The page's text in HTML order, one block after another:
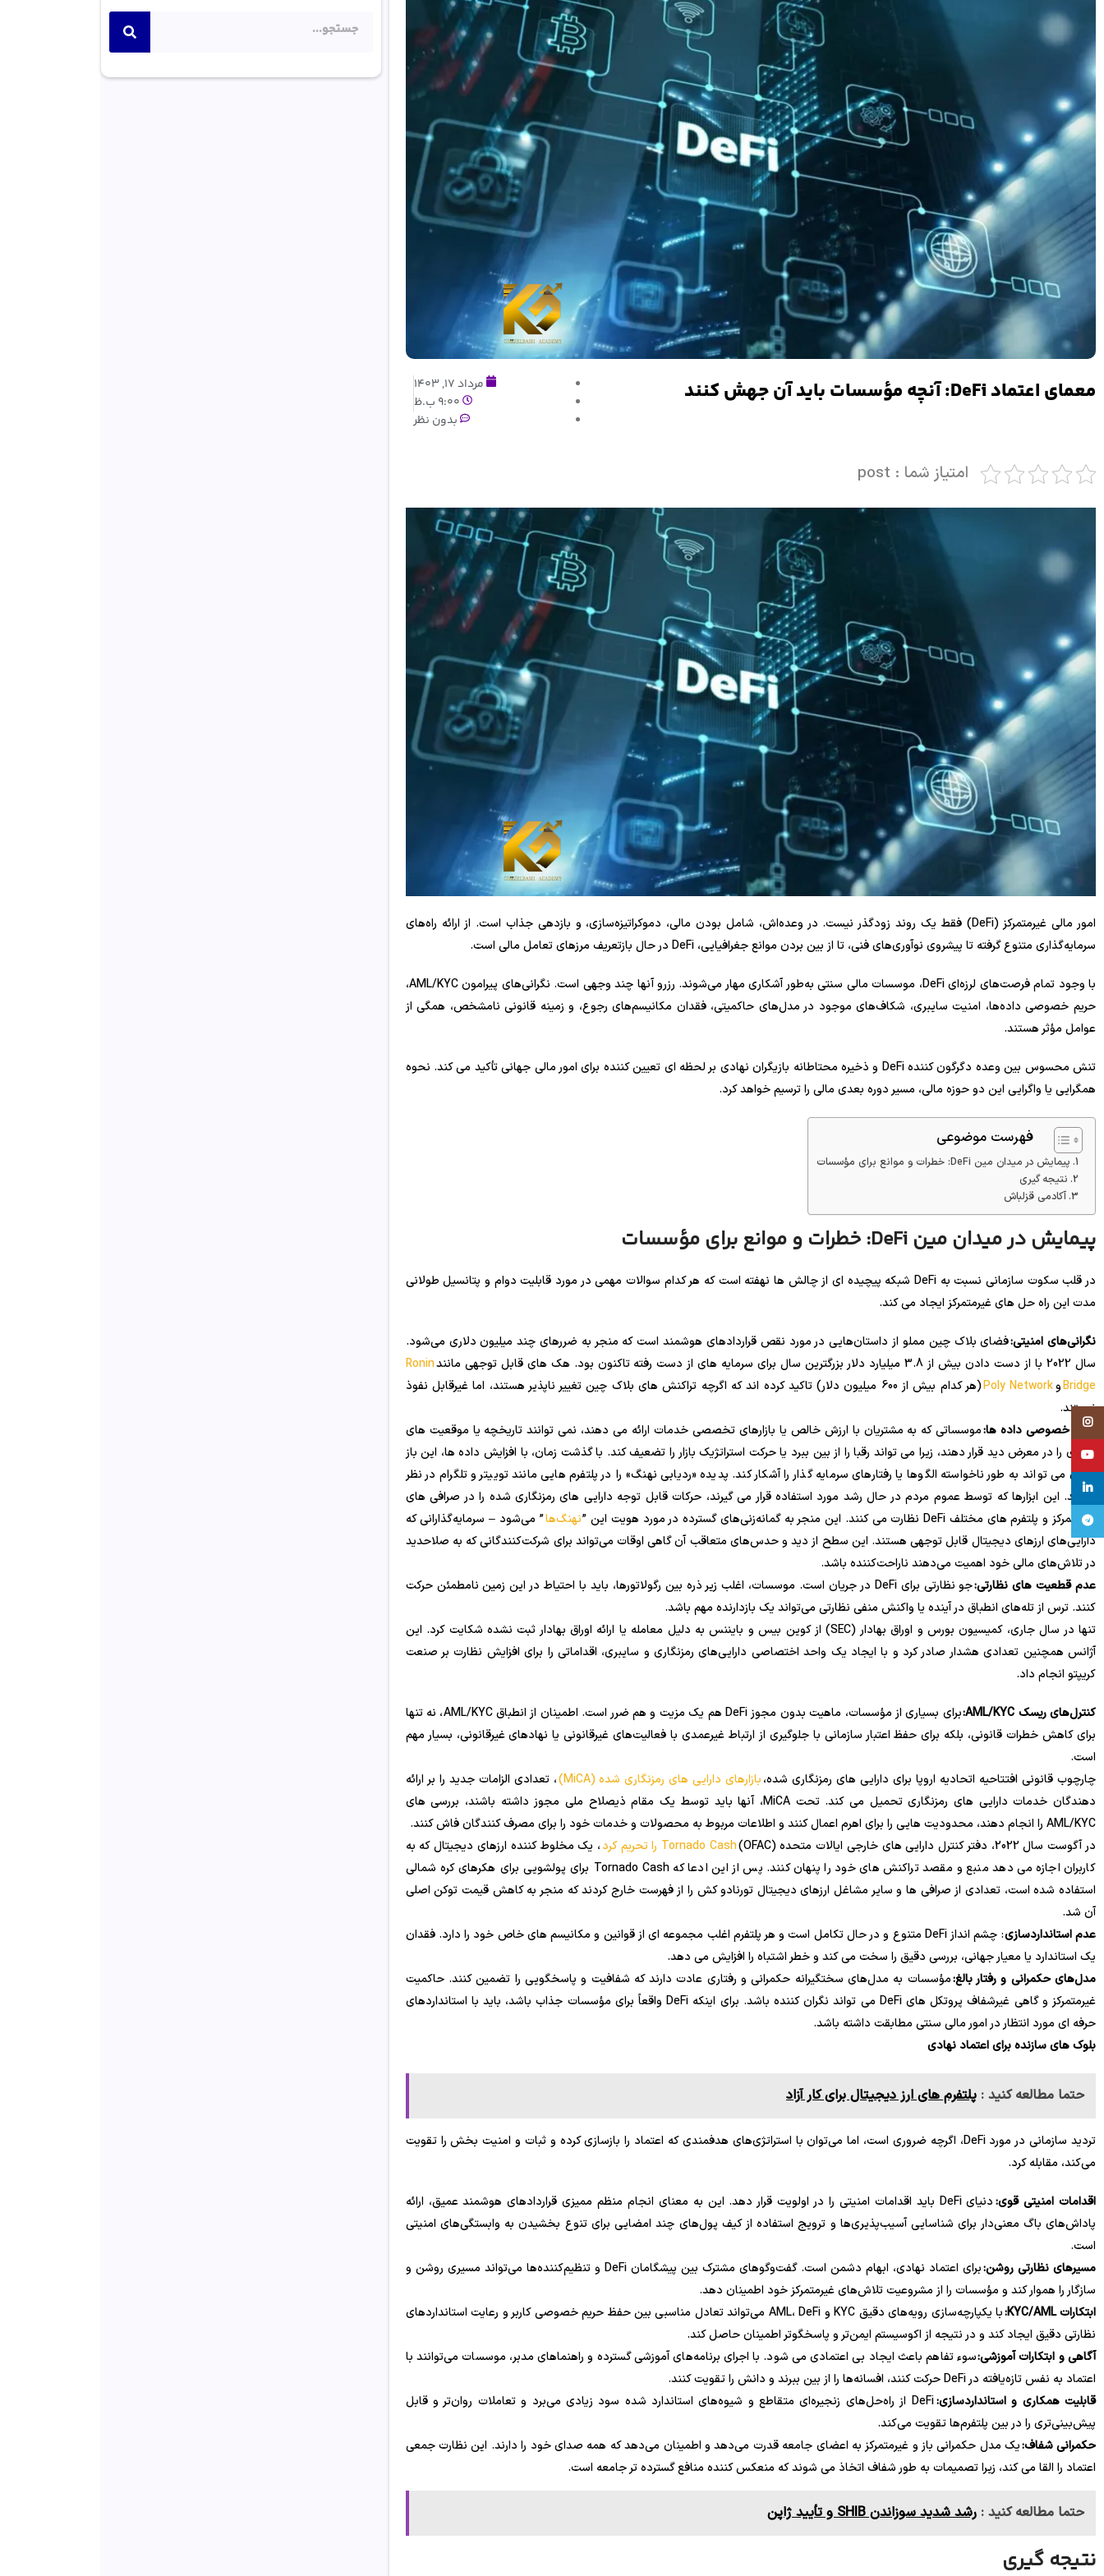
معمای اعتماد DeFi: آنچه مؤسسات باید آن جهش کنند
مرداد 17, 1403
9:00 ب.ظ
بدون نظر
امتیاز شما : post
امور مالی غیرمتمرکز (DeFi) فقط یک روند زودگذر نیست. در وعده‌اش، شامل بودن مالی، دموکراتیزه‌سازی، و بازدهی جذاب است. از ارائه راه‌های
سرمایه‌گذاری متنوع گرفته تا پیشروی نوآوری‌های فنی، تا از بین بردن موانع جغرافیایی، DeFi در حال بازتعریف مرزهای تعامل مالی است.
با وجود تمام فرصت‌های لرزه‌ای DeFi، موسسات مالی سنتی به‌طور آشکاری مهار می‌شوند. رزرو آنها چند وجهی است. نگرانی‌های پیرامون AML/KYC،
حریم خصوصی داده‌ها، امنیت سایبری، شکاف‌های موجود در مدل‌های حاکمیتی، فقدان مکانیسم‌های رجوع، و زمینه قانونی نامشخص، همگی از
عوامل مؤثر هستند.
تنش محسوس بین وعده دگرگون کننده DeFi و ذخیره محتاطانه بازیگران نهادی بر لحظه ای تعیین کننده برای امور مالی جهانی تأکید می کند. نحوه
همگرایی یا واگرایی این دو حوزه مالی، مسیر دوره بعدی مالی را ترسیم خواهد کرد.
فهرست موضوعی
پیمایش در میدان مین DeFi: خطرات و موانع برای مؤسسات
نتیجه گیری
آکادمی قزلباش
پیمایش در میدان مین DeFi: خطرات و موانع برای مؤسسات
در قلب سکوت سازمانی نسبت به DeFi شبکه پیچیده ای از چالش ها نهفته است که هر کدام سوالات مهمی در مورد قابلیت دوام و پتانسیل طولانی
مدت این راه حل های غیرمتمرکز ایجاد می کند.
نگرانی‌های امنیتی:فضای بلاک چین مملو از داستان‌هایی در مورد نقص قراردادهای هوشمند است که منجر به ضررهای چند میلیون دلاری می‌شود.
سال 2022 با از دست دادن بیش از 3.8 میلیارد دلار بزرگترین سال برای سرمایه های از دست رفته تاکنون بود. هک های قابل توجهی مانند
Ronin
BridgeوPoly Network
(هر کدام بیش از 600 میلیون دلار) تاکید کرده اند که اگرچه تراکنش های بلاک چین تغییر ناپذیر هستند، اما غیرقابل نفوذ
نیستند.
حریم خصوصی داده ها:موسساتی که به مشتریان با ارزش خالص یا بازارهای تخصصی خدمات ارائه می دهند، نمی توانند تاریخچه یا موقعیت های
تجاری را در معرض دید قرار دهند، زیرا می تواند رقبا را از بین ببرد یا حرکت استراتژیک بازار را تضعیف کند. با گذشت زمان، با افزایش داده ها، این باز
بودن می تواند به طور ناخواسته الگوها یا رفتارهای سرمایه گذار را آشکار کند. پدیده «ردیابی نهنگ» را در پلتفرم هایی مانند توییتر و تلگرام در نظر
بگیرید. این ابزارها که توسط عموم مردم در حال رشد مورد استفاده قرار می گیرند، حرکات قابل توجه دارایی های رمزنگاری شده را در صرافی های
غیرمتمرکز و پلتفرم های مختلف DeFi نظارت می کنند. این منجر به گمانه‌زنی‌های گسترده در مورد هویت این ”
نهنگ‌ها” می‌شود – سرمایه‌گذارانی که
دارایی‌های ارزهای دیجیتال قابل توجهی هستند. این سطح از دید و حدس‌های متعاقب آن گاهی اوقات می‌تواند برای شرکت‌کنندگانی که به صلاحدید
در تلاش‌های مالی خود اهمیت می‌دهند ناراحت‌کننده باشد.
عدم قطعیت های نظارتی:
جو نظارتی برای DeFi در جریان است. موسسات، اغلب زیر ذره بین رگولاتورها، باید با احتیاط در این زمین نامطمئن حرکت
کنند. ترس از تله‌های انطباق در آینده یا واکنش منفی نظارتی می‌تواند یک بازدارنده مهم باشد.
تنها در سال جاری، کمیسیون بورس و اوراق بهادار (SEC) از کوین بیس و بایننس به دلیل معامله یا ارائه اوراق بهادار ثبت نشده شکایت کرد. این
آژانس همچنین تعدادی هشدار صادر کرد و با ایجاد یک واحد اختصاصی دارایی‌های رمزنگاری و سایبری، اقداماتی را برای افزایش نظارت بر صنعت
کریپتو انجام داد.
کنترل‌های ریسک AML/KYC:
برای بسیاری از مؤسسات، ماهیت بدون مجوز DeFi هم یک مزیت و هم ضرر است. اطمینان از انطباق AML/KYC، نه تنها
برای کاهش خطرات قانونی، بلکه برای حفظ اعتبار سازمانی با جلوگیری از ارتباط غیرعمدی با فعالیت‌های غیرقانونی یا نهادهای غیرقانونی، بسیار مهم
است.
چارچوب قانونی افتتاحیه اتحادیه اروپا برای دارایی های رمزنگاری شده،بازارهای دارایی های رمزنگاری شده (MiCA)
، تعدادی الزامات جدید را بر ارائه
دهندگان خدمات دارایی های رمزنگاری تحمیل می کند. تحت MiCA، آنها باید توسط یک مقام ذیصلاح ملی مجوز داشته باشند، بررسی های
AML/KYC را انجام دهند، محدودیت هایی را برای اهرم اعمال کنند و اطلاعات مربوط به محصولات و خدمات خود را برای مصرف کنندگان فاش کنند.
در آگوست سال 2022، دفتر کنترل دارایی های خارجی ایالات متحده (OFAC)
Tornado Cash را تحریم کرد
، یک مخلوط کننده ارزهای دیجیتال که به
کاربران اجازه می دهد منبع و مقصد تراکنش های خود را پنهان کنند. پس از این ادعا که Tornado Cash برای پولشویی برای هکرهای کره شمالی
استفاده شده است، تعدادی از صرافی ها و سایر مشاغل ارزهای دیجیتال تورنادو کش را از فهرست خارج کردند که منجر به کاهش قیمت توکن اصلی
آن شد.
عدم استانداردسازی
: چشم انداز DeFi متنوع و در حال تکامل است و هر پلتفرم اغلب مجموعه ای از قوانین و مکانیسم های خاص خود را دارد. فقدان
یک استاندارد یا معیار جهانی، بررسی دقیق را سخت می کند و خطر اشتباه را افزایش می دهد.
مدل‌های حکمرانی و رفتار بالغ:مؤسسات به مدل‌های سختگیرانه حکمرانی و رفتاری عادت دارند که شفافیت و پاسخگویی را تضمین کنند. حاکمیت
غیرمتمرکز و گاهی غیرشفاف پروتکل های DeFi می تواند نگران کننده باشد. برای اینکه DeFi واقعاً برای مؤسسات جذاب باشد، باید با استانداردهای
حرفه ای مورد انتظار در امور مالی سنتی مطابقت داشته باشد.
بلوک های سازنده برای اعتماد نهادی
حتما مطالعه کنید : پلتفرم های ارز دیجیتال برای کار آزاد
تردید سازمانی در مورد DeFi، اگرچه ضروری است، اما می‌توان با استراتژی‌های هدفمندی که اعتماد را بازسازی کرده و ثبات و امنیت بخش را تقویت
می‌کند، مقابله کرد.
اقدامات امنیتی قوی:
دنیای DeFi باید اقدامات امنیتی را در اولویت قرار دهد. این به معنای انجام منظم ممیزی قراردادهای هوشمند عمیق، ارائه
پاداش‌های باگ معنی‌دار برای شناسایی آسیب‌پذیری‌ها و ترویج استفاده از کیف پول‌های چند امضایی برای تنوع بخشیدن به وابستگی‌های امنیتی
است.
مسیرهای نظارتی روشن:
برای اعتماد نهادی، ابهام دشمن است. گفت‌وگوهای مشترک بین پیشگامان DeFi و تنظیم‌کننده‌ها می‌تواند مسیری روشن و
سازگار را هموار کند و مؤسسات را از مشروعیت تلاش‌های غیرمتمرکز خود اطمینان دهد.
ابتکارات KYC/AML:
با یکپارچه‌سازی رویه‌های دقیق KYC و AML، DeFi می‌تواند تعادل مناسبی بین حفظ حریم خصوصی کاربر و رعایت استانداردهای
نظارتی دقیق ایجاد کند و در نتیجه از اکوسیستم ایمن‌تر و پاسخگوتر اطمینان حاصل کند.
آگاهی و ابتکارات آموزشی:سوء تفاهم باعث ایجاد بی اعتمادی می شود. با اجرای برنامه‌های آموزشی گسترده و راهنماهای مدبر، موسسات می‌توانند با
اعتماد به نفس تازه‌یافته در DeFi حرکت کنند، افسانه‌ها را از بین ببرند و دانش را تقویت کنند.
قابلیت همکاری و استانداردسازی:
DeFi از راه‌حل‌های زنجیره‌ای متقاطع و شیوه‌های استاندارد شده سود زیادی می‌برد و تعاملات روان‌تر و قابل
پیش‌بینی‌تری را در بین پلتفرم‌ها تقویت می‌کند.
حکمرانی شفاف:یک مدل حکمرانی باز و غیرمتمرکز به اعضای جامعه قدرت می‌دهد و اطمینان می‌دهد که همه صدای خود را دارند. این نظارت جمعی
اعتماد را القا می کند، زیرا تصمیمات به طور شفاف اتخاذ می شوند که منعکس کننده منافع گسترده تر جامعه است.
حتما مطالعه کنید : رشد شدید سوزاندن SHIB و تأیید ژاپن
نتیجه گیری
Instagram
YouTube
linkedin
تلگرام